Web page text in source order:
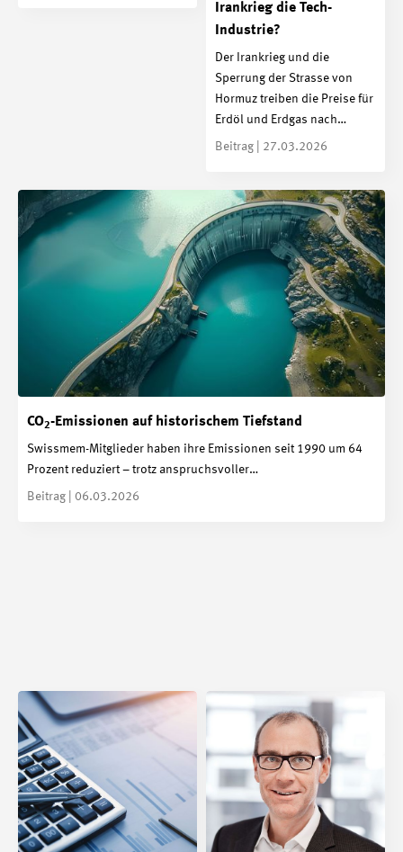
Irankrieg die Tech-
Industrie?
Der Irankrieg und die
Sperrung der Strasse von
Hormuz treiben die Preise für
Erdöl und Erdgas nach…
Beitrag | 27.03.2026
CO2-Emissionen auf historischem Tiefstand
Swissmem-Mitglieder haben ihre Emissionen seit 1990 um 64
Prozent reduziert – trotz anspruchsvoller…
Beitrag | 06.03.2026